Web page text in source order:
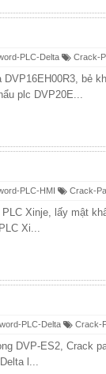
PLC-Delta Crack-
bẻ
plc DVP20E...
PLC-HMI Crack-
Xinje, lấy mật
Xi...
PLC-Delta Crack-
DVP-ES2, Crack
l...